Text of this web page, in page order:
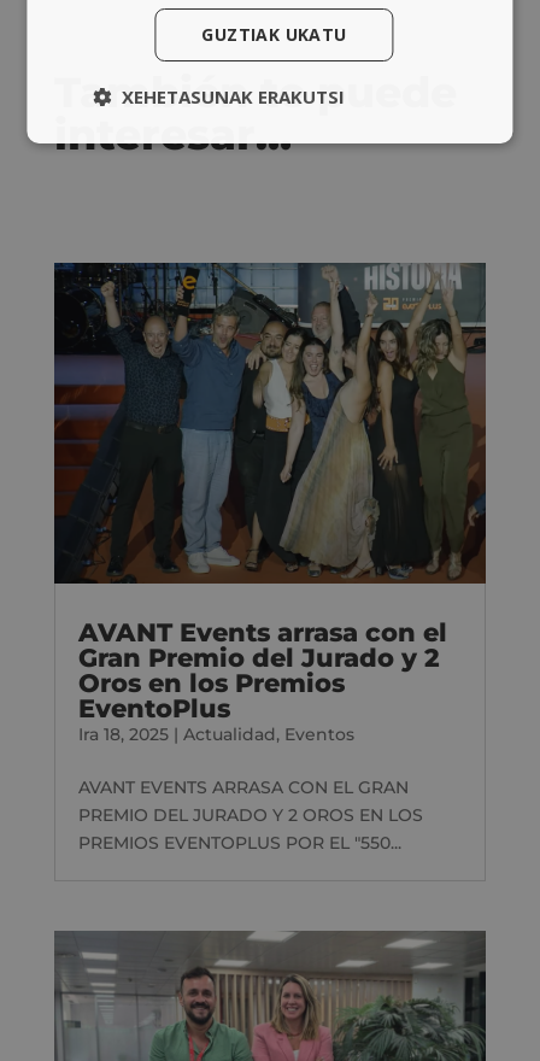
También te puede
interesar…
AVANT Events arrasa con el
Gran Premio del Jurado y 2
Oros en los Premios
EventoPlus
Ira 18, 2025| Actualidad, Eventos
AVANT EVENTS ARRASA CON EL GRAN
PREMIO DEL JURADO Y 2 OROS EN LOS
PREMIOS EVENTOPLUS POR EL "550...
GUZTIAK UKATU
XEHETASUNAK ERAKUTSI